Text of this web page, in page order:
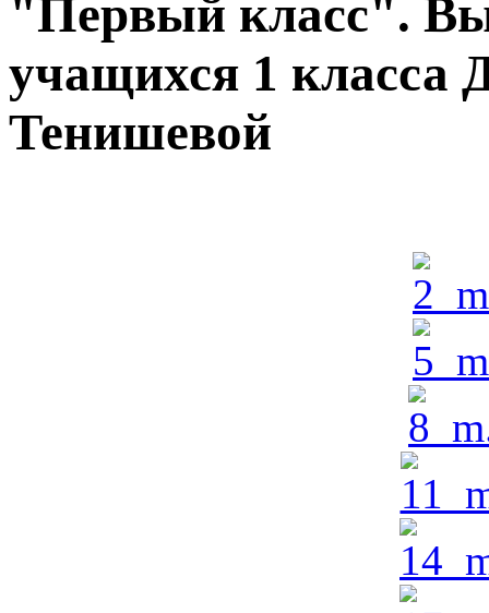
"Первый класс".
учащихся 1
Тенишевой